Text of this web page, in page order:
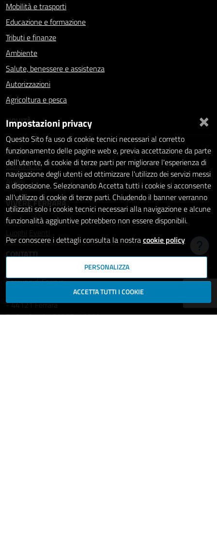
Mobilità e trasporti
Educazione e formazione
Tributi e finanze
Ambiente
Salute, benessere e assistenza
Autorizzazioni
Agricoltura e pesca
NOVITÀ
Notizie
Comunicati
Avvisi
VIVERE FERRARA
Luoghi
Eventi
CONTATTI
Comune di Ferrara
Piazza del Municipio, 2
- 44121 Ferrara
Codice fiscale: 00297110389
×
Impostazioni privacy
Questo Sito fa uso di cookie tecnici necessari al corretto
funzionamento delle pagine web e, previa accettazione da parte
dell'utente, di cookie di terze parti per migliorare l'esperienza di
navigazione degli utenti ed ottimizzare l'utilizzo dei servizi messi
a disposizione. Selezionando Accetta tutti i cookie si acconsente
all'utilizzo di cookie di terze parti. Chiudendo il banner verranno
utilizzati solo i cookie tecnici necessari alla navigazione e alcune
funzionalità aggiuntive potrebbero non essere disponibili.
Per conoscere i dettagli consulta la nostracookie policy
PERSONALIZZA
ACCETTA TUTTI I COOKIE
Hai